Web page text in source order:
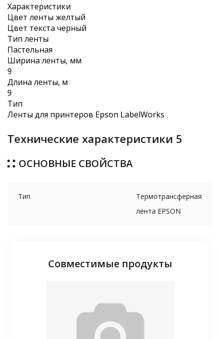
Характеристики
Цвет ленты желтый
Цвет текста черный
Тип ленты
Пастельная
Ширина ленты, мм
9
Длина ленты, м
9
Тип
Ленты для принтеров Epson LabelWorks
Технические характеристики 5
ОСНОВНЫЕ СВОЙСТВА
Тип
Термотрансферная
лента EPSON
Совместимые продукты